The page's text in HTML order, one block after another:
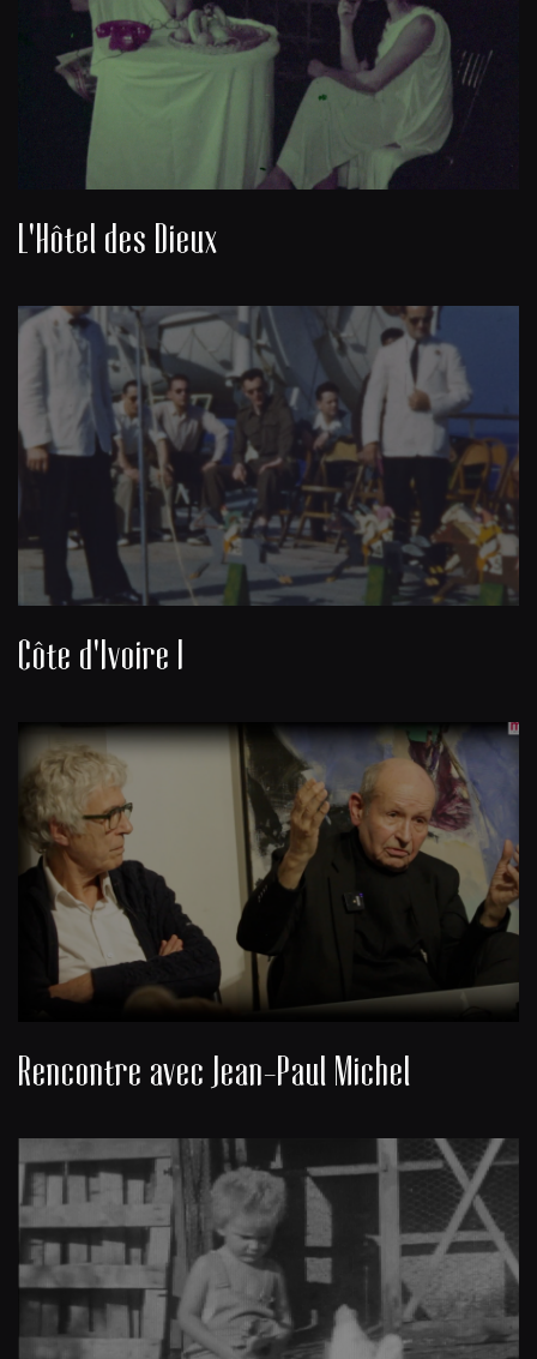
L'Hôtel des Dieux
Côte d'Ivoire I
Rencontre avec Jean-Paul Michel